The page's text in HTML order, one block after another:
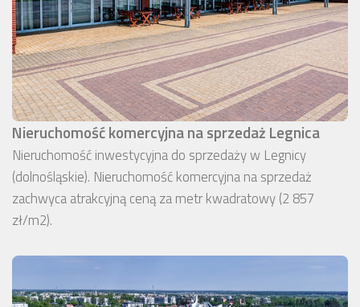
Nieruchomość komercyjna na sprzedaż Legnica
Nieruchomość inwestycyjna do sprzedaży w Legnicy
(dolnośląskie). Nieruchomość komercyjna na sprzedaż
zachwyca atrakcyjną ceną za metr kwadratowy (2 857
zł/m2).